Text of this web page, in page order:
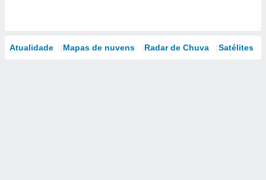
Atualidade Mapas de nuvens Radar de Chuva Satélites